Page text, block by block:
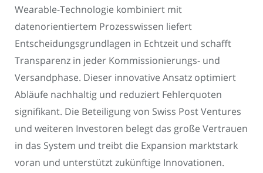
Wearable-Technologie kombiniert mit
datenorientiertem Prozesswissen liefert
Entscheidungsgrundlagen in Echtzeit und schafft
Transparenz in jeder Kommissionierungs- und
Versandphase. Dieser innovative Ansatz optimiert
Abläufe nachhaltig und reduziert Fehlerquoten
signifikant. Die Beteiligung von Swiss Post Ventures
und weiteren Investoren belegt das große Vertrauen
in das System und treibt die Expansion marktstark
voran und unterstützt zukünftige Innovationen.